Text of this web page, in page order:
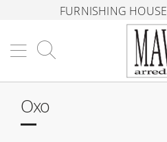
FURNISHING
Oxo